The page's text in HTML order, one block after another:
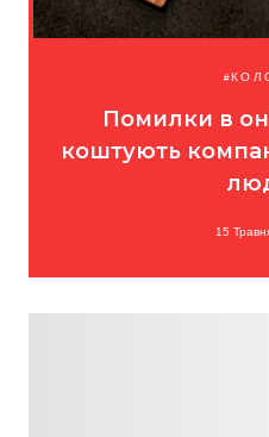
Помилки в
коштують
15